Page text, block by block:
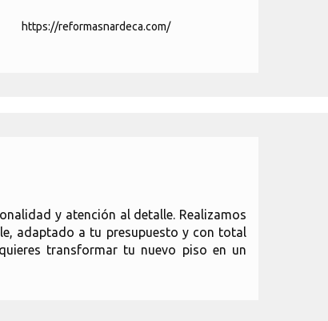
https://reformasnardeca.com/
y atención al detalle. Realizamos
adaptado a tu presupuesto y con total
transformar tu nuevo piso en un